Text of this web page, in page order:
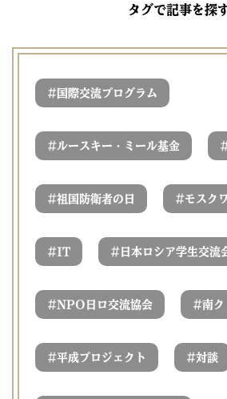
タグで記事を探
# 国際交流プログラム
#ルースキー・ミール基金
#祖国防衛者の日 #モスク
#IT # 日本ロシア学生交流
#NPO日ロ交流協会 #南ク
#平成プロジェクト #対談